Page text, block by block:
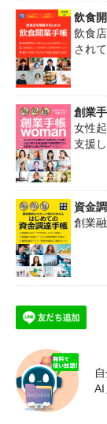
飲食
飲食
され
創業
女性
支援し
資金
創業
AI